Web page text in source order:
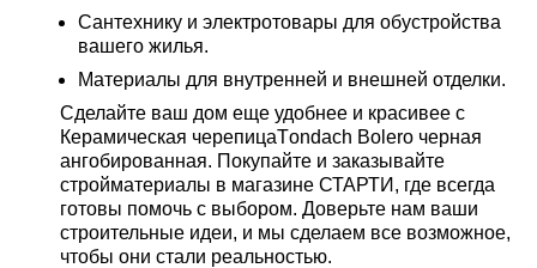
Сантехнику и электротовары для обустройства
вашего жилья.
Материалы для внутренней и внешней отделки.
Сделайте ваш дом еще удобнее и красивее с
Керамическая черепицаТondach Bolero черная
ангобированная. Покупайте и заказывайте
стройматериалы в магазине СТАРТИ, где всегда
готовы помочь с выбором. Доверьте нам ваши
строительные идеи, и мы сделаем все возможное,
чтобы они стали реальностью.